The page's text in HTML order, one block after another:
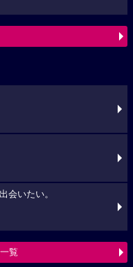
会いたい。
覧